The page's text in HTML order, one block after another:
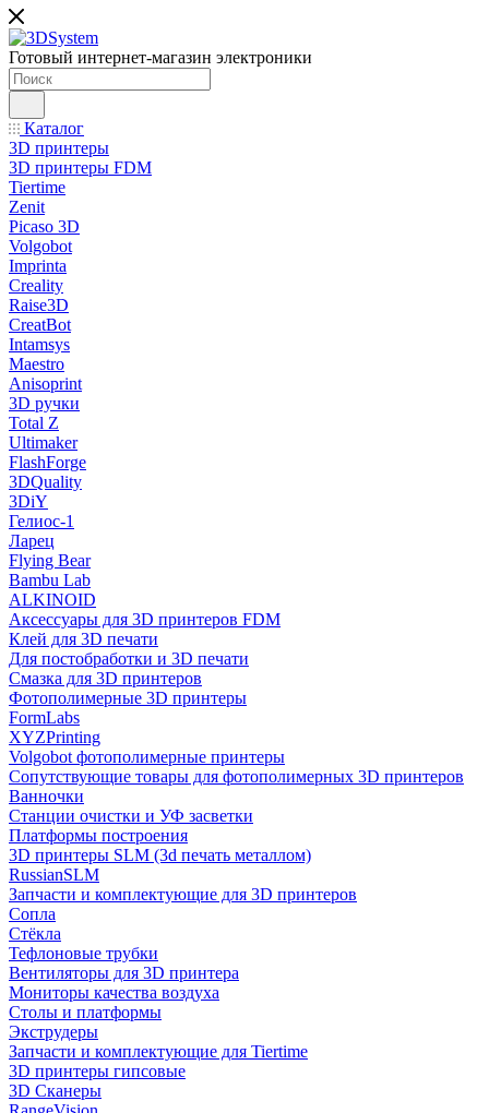
Готовый интернет-магазин электроники
Каталог
3D принтеры
3D принтеры FDM
Tiertime
Zenit
Picaso 3D
Volgobot
Imprinta
Creality
Raise3D
CreatBot
Intamsys
Maestro
Anisoprint
3D ручки
Total Z
Ultimaker
FlashForge
3DQuality
3DiY
Гелиос-1
Ларец
Flying Bear
Bambu Lab
ALKINOID
Аксессуары для 3D принтеров FDM
Клей для 3D печати
Для постобработки и 3D печати
Смазка для 3D принтеров
Фотополимерные 3D принтеры
FormLabs
XYZPrinting
Volgobot фотополимерные принтеры
Сопутствующие товары для фотополимерных 3D принтеров
Ванночки
Станции очистки и УФ засветки
Платформы построения
3D принтеры SLM (3d печать металлом)
RussianSLM
Запчасти и комплектующие для 3D принтеров
Сопла
Cтёкла
Тефлоновые трубки
Вентиляторы для 3D принтера
Мониторы качества воздуха
Столы и платформы
Экструдеры
Запчасти и комплектующие для Tiertime
3D принтеры гипсовые
3D Сканеры